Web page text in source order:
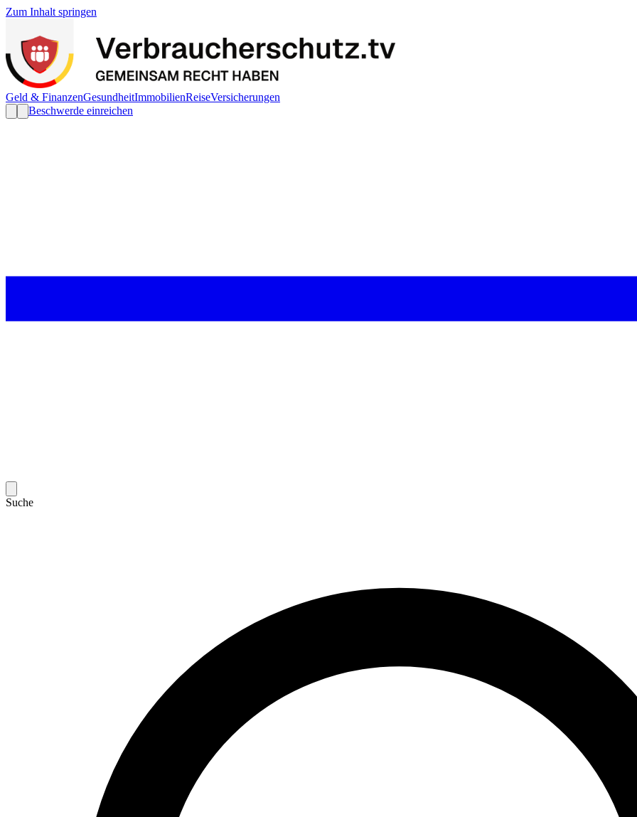
Zum Inhalt springen
Geld & FinanzenGesundheitImmobilienReiseVersicherungen
Beschwerde einreichen
Suche